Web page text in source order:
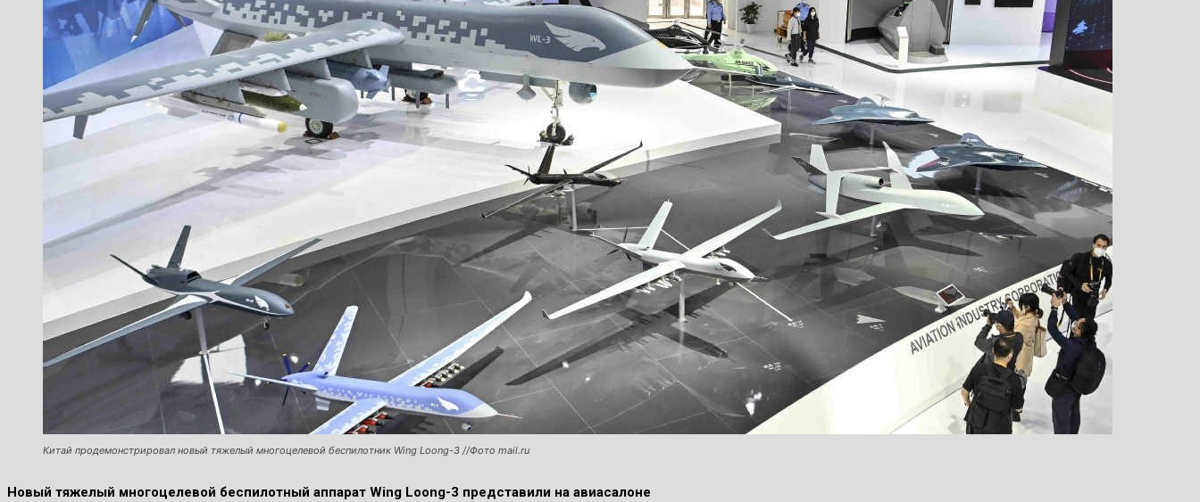
Китай продемонстрировал новый тяжелый многоцелевой беспилотник Wing Loong-3 //Фото mail.ru
Новый тяжелый многоцелевой беспилотный аппарат Wing Loong-3 представили на авиасалоне